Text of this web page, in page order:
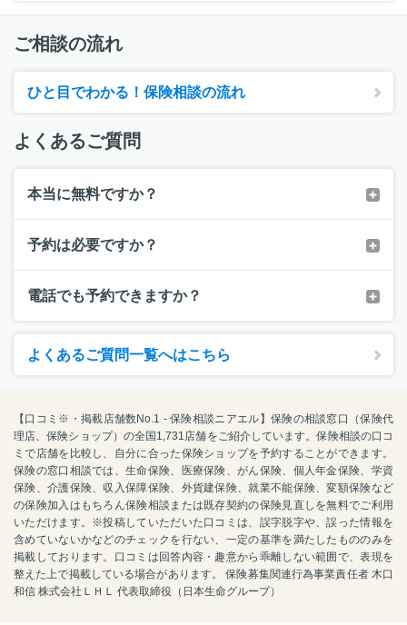
ご相談の流れ
ひと目でわかる！保険相談の流れ
よくあるご質問
本当に無料ですか？
予約は必要ですか？
電話でも予約できますか？
よくあるご質問一覧へはこちら
【口コミ※・掲載店舗数No.1 - 保険相談ニアエル】保険の相談窓口（保険代
理店、保険ショップ）の全国1,731店舗をご紹介しています。保険相談の口コ
ミで店舗を比較し、自分に合った保険ショップを予約することができます。
保険の窓口相談では、生命保険、医療保険、がん保険、個人年金保険、学資
保険、介護保険、収入保障保険、外貨建保険、就業不能保険、変額保険など
の保険加入はもちろん保険相談または既存契約の保険見直しを無料でご利用
いただけます。※投稿していただいた口コミは、誤字脱字や、誤った情報を
含めていないかなどのチェックを行ない、一定の基準を満たしたもののみを
掲載しております。口コミは回答内容・趣意から乖離しない範囲で、表現を
整えた上で掲載している場合があります。 保険募集関連行為事業責任者 木口
和信 株式会社ＬＨＬ 代表取締役（日本生命グループ）